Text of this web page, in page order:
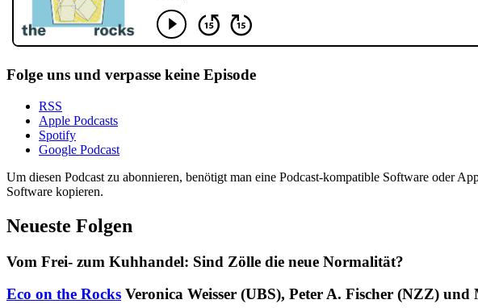
Folge uns und verpasse keine Episode
RSS
Apple Podcasts
Spotify
Google Podcast
Um diesen Podcast zu abonnieren, benötigt man eine Podcast-kompatible Software oder
Software kopieren.
Neueste Folgen
Vom Frei- zum Kuhhandel: Sind Zölle die neue Normalität?
Eco on the Rocks Veronica Weisser (UBS), Peter A. Fischer (NZZ)